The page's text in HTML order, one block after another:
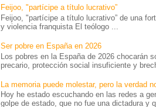
Feijoo, "partícipe a título lucrativo”
Feijoo, "partícipe a título lucrativo” de una
y violencia franquista El teólogo ...
Ser pobre en España en 2026
Los pobres en la España de 2026 chocarán
precario, protección social insuficiente y
La memoria puede molestar, pero la verdad
Hoy he estado escuchando en las redes a
golpe de estado, que no fue una dictadura y